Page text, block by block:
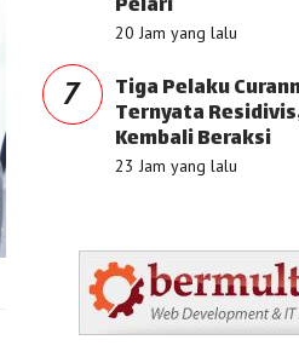
20 Jam yang lalu
7 Tiga Pelaku
Ternyata
Kembali Beraksi
23 Jam yang lalu